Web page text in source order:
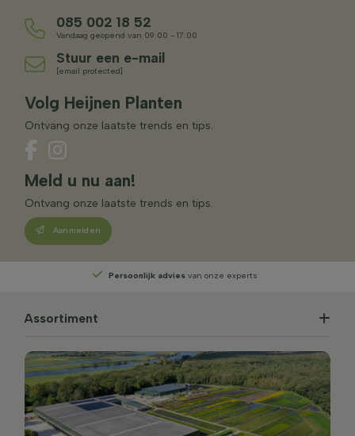
085 002 18 52
Vandaag geopend van 09:00 - 17:00
Stuur een e-mail
[email protected]
Volg Heijnen Planten
Ontvang onze laatste trends en tips.
Meld u nu aan!
Ontvang onze laatste trends en tips.
Aanmelden
Persoonlijk advies van onze experts
Assortiment